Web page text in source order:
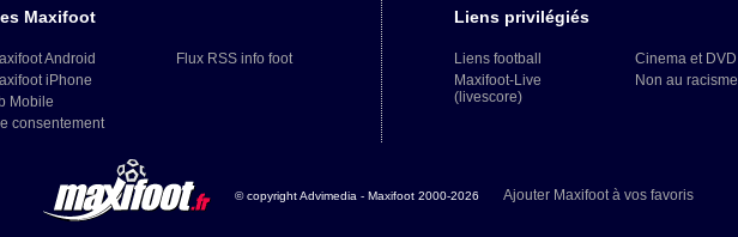
Maxifoot
Android
iPhone
Mobile
consentement
Flux RSS info foot
Liens privilégiés
Liens football
Maxifoot-Live
(livescore)
Cinema et DVD
Non au racisme
© copyright Advimedia - Maxifoot 2000-2026 Ajouter Maxifoot à vos favoris